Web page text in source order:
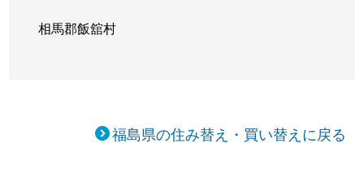
相馬郡飯舘村
福島県の住み替え・買い替えに戻る